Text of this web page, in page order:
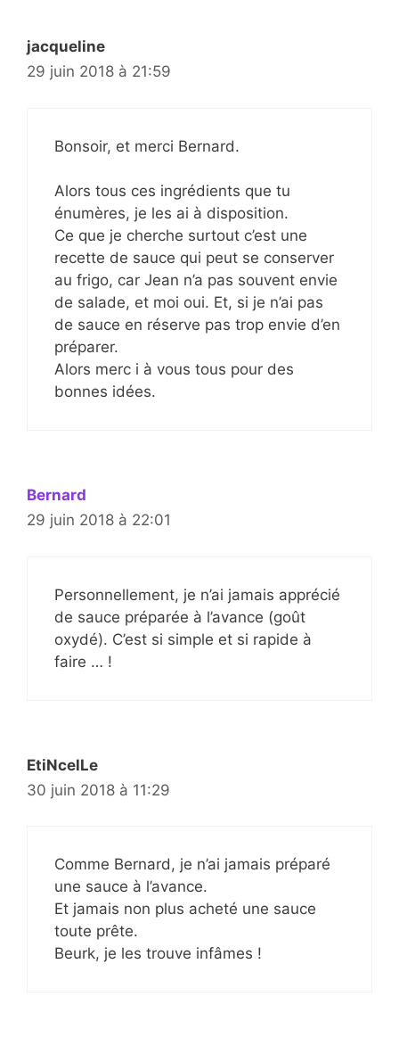
jacqueline
29 juin 2018 à 21:59
Bonsoir, et merci Bernard.
Alors tous ces ingrédients que tu
énumères, je les ai à disposition.
Ce que je cherche surtout c’est une
recette de sauce qui peut se conserver
au frigo, car Jean n’a pas souvent envie
de salade, et moi oui. Et, si je n’ai pas
de sauce en réserve pas trop envie d’en
préparer.
Alors merc i à vous tous pour des
bonnes idées.
Bernard
29 juin 2018 à 22:01
Personnellement, je n’ai jamais apprécié
de sauce préparée à l’avance (goût
oxydé). C’est si simple et si rapide à
faire … !
EtiNcelLe
30 juin 2018 à 11:29
Comme Bernard, je n’ai jamais préparé
une sauce à l’avance.
Et jamais non plus acheté une sauce
toute prête.
Beurk, je les trouve infâmes !